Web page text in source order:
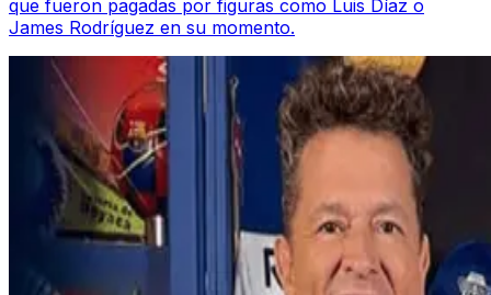
que fueron pagadas por figuras como Luis Díaz o
James Rodríguez en su momento.